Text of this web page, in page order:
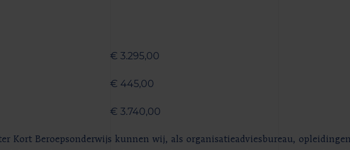
€ 3.295,00
€ 445,00
€ 3.740,00
Kort Beroepsonderwijs kunnen wij, als organisatieadviesbureau,